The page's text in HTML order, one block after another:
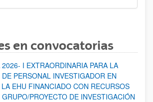
en convocatorias
I EXTRAORDINARIA PARA LA
PERSONAL INVESTIGADOR EN
EHU FINANCIADO CON RECURSOS
PROYECTO DE INVESTIGACIÓN